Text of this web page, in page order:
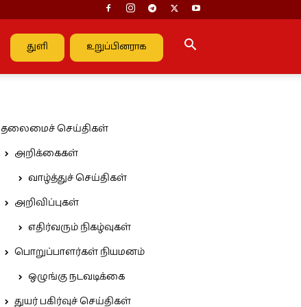
துளி உறுப்பினராக
தலைமைச் செய்திகள்
அறிக்கைகள்
வாழ்த்துச் செய்திகள்
அறிவிப்புகள்
எதிர்வரும் நிகழ்வுகள்
பொறுப்பாளர்கள் நியமனம்
ஒழுங்கு நடவடிக்கை
துயர் பகிர்வுச் செய்திகள்